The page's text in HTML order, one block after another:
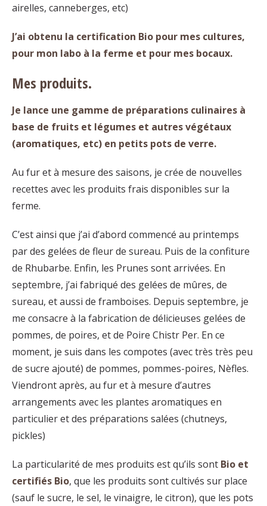
airelles, canneberges, etc)
J’ai obtenu la certification Bio pour mes cultures,
pour mon labo à la ferme et pour mes bocaux.
Mes produits.
Je lance une gamme de préparations culinaires à
base de fruits et légumes et autres végétaux
(aromatiques, etc) en petits pots de verre.
Au fur et à mesure des saisons, je crée de nouvelles
recettes avec les produits frais disponibles sur la
ferme.
C’est ainsi que j’ai d’abord commencé au printemps
par des gelées de fleur de sureau. Puis de la confiture
de Rhubarbe. Enfin, les Prunes sont arrivées. En
septembre, j’ai fabriqué des gelées de mûres, de
sureau, et aussi de framboises. Depuis septembre, je
me consacre à la fabrication de délicieuses gelées de
pommes, de poires, et de Poire Chistr Per. En ce
moment, je suis dans les compotes (avec très très peu
de sucre ajouté) de pommes, pommes-poires, Nèfles.
Viendront après, au fur et à mesure d’autres
arrangements avec les plantes aromatiques en
particulier et des préparations salées (chutneys,
pickles)
La particularité de mes produits est qu’ils sont Bio et
certifiés Bio, que les produits sont cultivés sur place
(sauf le sucre, le sel, le vinaigre, le citron), que les pots